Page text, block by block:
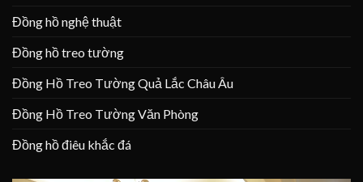
Đồng hồ nghệ thuật
Đồng hồ treo tường
Đồng Hồ Treo Tường Quả Lắc Châu Âu
Đồng Hồ Treo Tường Văn Phòng
Đồng hồ điêu khắc đá